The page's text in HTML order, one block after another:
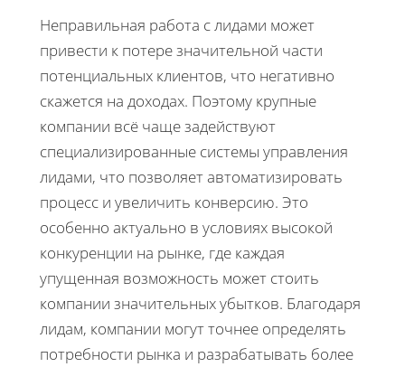
Неправильная работа с лидами может
привести к потере значительной части
потенциальных клиентов, что негативно
скажется на доходах. Поэтому крупные
компании всё чаще задействуют
специализированные системы управления
лидами, что позволяет автоматизировать
процесс и увеличить конверсию. Это
особенно актуально в условиях высокой
конкуренции на рынке, где каждая
упущенная возможность может стоить
компании значительных убытков. Благодаря
лидам, компании могут точнее определять
потребности рынка и разрабатывать более